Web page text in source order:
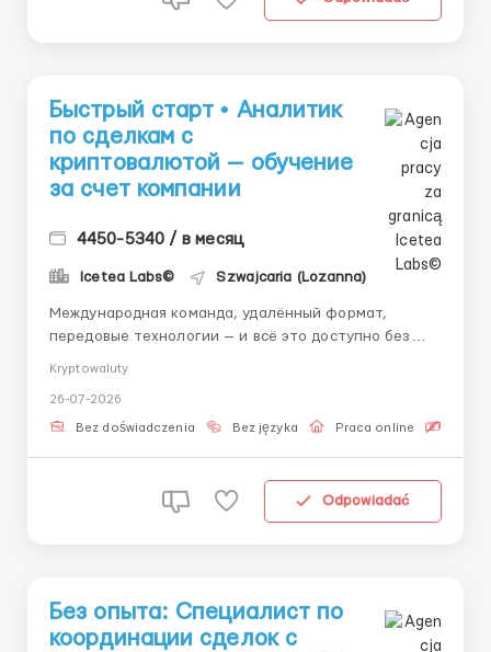
Быстрый старт • Аналитик
по сделкам с
криптовалютой — обучение
за счет компании
4450-5340 / в месяц
Icetea Labs© Szwajcaria (Lozanna)
Международная команда, удалённый формат,
передовые технологии — и всё это доступно без
старта, и мы поможем Вам сделать этот шаг.
Технологии + финансы: Современные финансовые
Kryptowaluty
26-07-2026
Bez doświadczenia Bez języka Praca online
Odpowiadać
Без опыта: Специалист по
координации сделок с